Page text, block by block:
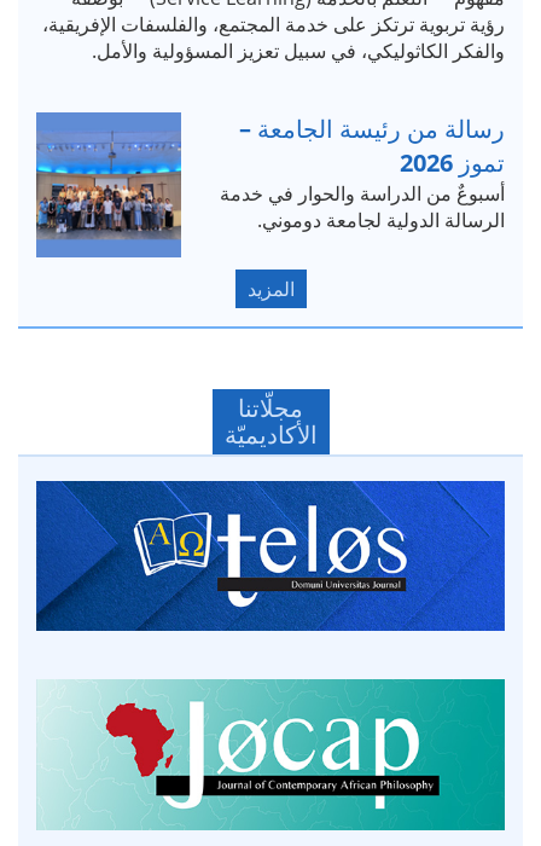
رؤية تربوية ترتكز على خدمة المجتمع، والفلسفات الإفريقية،
والفكر الكاثوليكي، في سبيل تعزيز المسؤولية والأمل.
رسالة من رئيسة الجامعة –
تموز 2026
أسبوعٌ من الدراسة والحوار في خدمة
الرسالة الدولية لجامعة دوموني.
المزيد
مجلّاتنا
الأكاديميّة